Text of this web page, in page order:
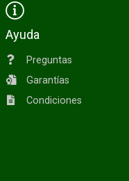
Ayuda
Preguntas
Garantías
Condiciones